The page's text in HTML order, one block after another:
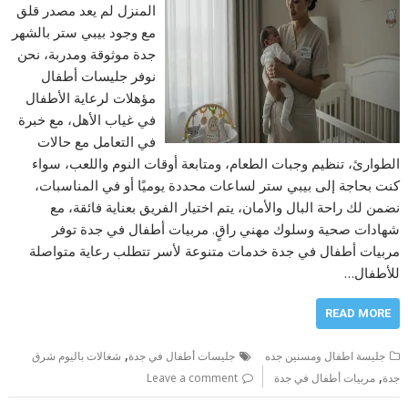
المنزل لم يعد مصدر قلق
مع وجود بيبي ستر بالشهر
جدة موثوقة ومدربة، نحن
نوفر جليسات أطفال
مؤهلات لرعاية الأطفال
في غياب الأهل، مع خبرة
في التعامل مع حالات
الطوارئ، تنظيم وجبات الطعام، ومتابعة أوقات النوم واللعب، سواء
كنت بحاجة إلى بيبي ستر لساعات محددة يوميًا أو في المناسبات،
نضمن لك راحة البال والأمان، يتم اختيار الفريق بعناية فائقة، مع
شهادات صحية وسلوك مهني راقٍ. مربيات أطفال في جدة توفر
مربيات أطفال في جدة خدمات متنوعة لأسر تتطلب رعاية متواصلة
للأطفال…
READ MORE
جليسة اطفال ومسنين جده جليسات أطفال في جدة, شغالات باليوم شرق
جدة,مربيات أطفال في جدة Leave a comment